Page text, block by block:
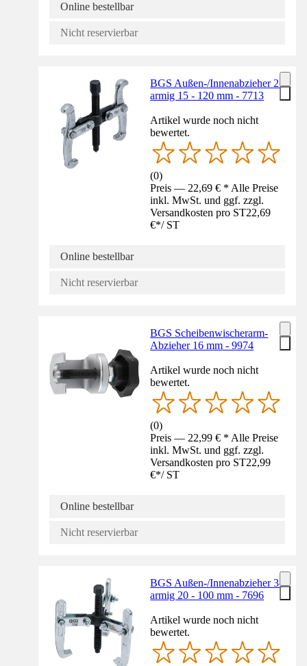
Online bestellbar
Nicht reservierbar
BGS Außen-/Innenabzieher 2-
armig 15 - 120 mm - 7713
Artikel wurde noch nicht
bewertet.
(0)
Preis — 22,69 € * Alle Preise
inkl. MwSt. und ggf. zzgl.
Versandkosten pro ST22,69
€*/ ST
Online bestellbar
Nicht reservierbar
BGS Scheibenwischerarm-
Abzieher 16 mm - 9974
Artikel wurde noch nicht
bewertet.
(0)
Preis — 22,99 € * Alle Preise
inkl. MwSt. und ggf. zzgl.
Versandkosten pro ST22,99
€*/ ST
Online bestellbar
Nicht reservierbar
BGS Außen-/Innenabzieher 3-
armig 20 - 100 mm - 7696
Artikel wurde noch nicht
bewertet.